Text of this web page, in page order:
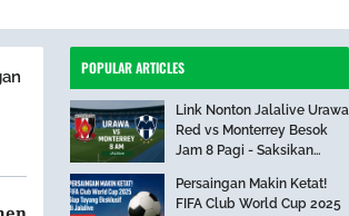
POPULAR ARTICLES
Link Nonton Jalalive Urawa
Red vs Monterrey Besok
Jam 8 Pagi - Saksikan
Persaingan Makin Ketat!
FIFA Club World Cup 2025